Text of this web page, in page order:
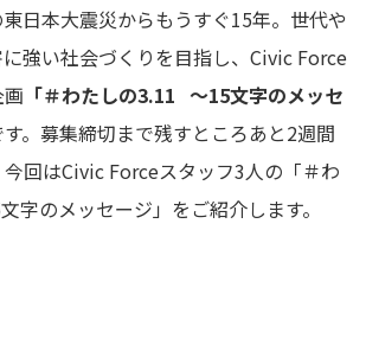
日本大震災からもうすぐ15年。世代や
強い社会づくりを目指し、Civic Force
「＃わたしの3.11 〜15文字のメッセ
。募集締切まで残すところあと2週間
回はCivic Forceスタッフ3人の「＃わ
字のメッセージ」をご紹介します。